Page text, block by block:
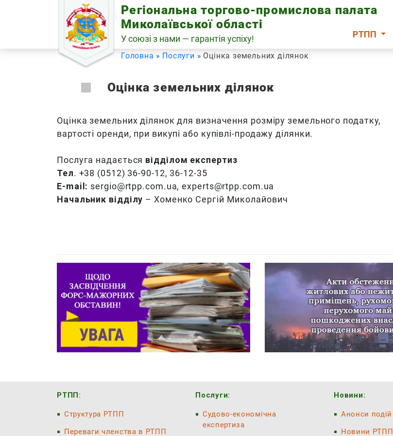
Регіональна торгово-промислова палата
Миколаївської області
У союзі з нами — гарантія успіху! РТПП
Головна Послуги Оцінка земельних ділянок
Оцінка земельних ділянок
Оцінка земельних ділянок для визначення розміру земельного податку,
вартості оренди, при викупі або купівлі-продажу ділянки.
Послуга надається відділом експертиз
Тел. +38 (0512) 36-90-12, 36-12-35
Е-mail: sergio@rtpp.com.ua, experts@rtpp.com.ua
Начальник відділу – Хоменко Сергій Миколайович
РТПП:
Структура РТПП
Переваги членства в РТПП
Послуги:
Судово-економічна
експертиза
Новини:
Анонси подій
Новини РТПП